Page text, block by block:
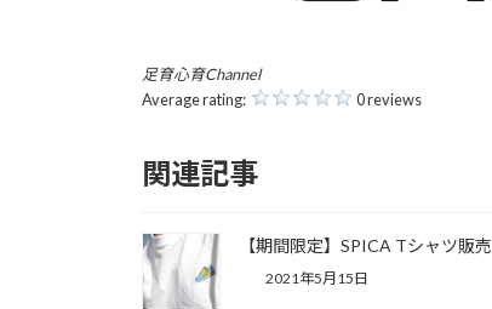
足育心育Channel
Average rating:
0 reviews
関連記事
【期間限定】SPICA Tシャツ販売
2021年5月15日